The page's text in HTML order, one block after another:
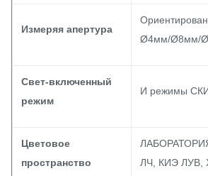
Измеряя апертура
Ø4мм/Ø8мм/
Свет-включенный
режим
И режимы
Цветовое
пространство
ЛЧ, КИЭ ЛУВ,